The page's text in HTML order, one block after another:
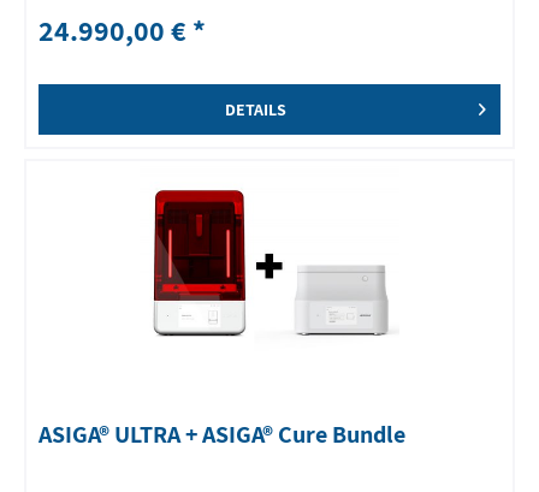
24.990,00 € *
DETAILS
ASIGA® ULTRA + ASIGA® Cure Bundle